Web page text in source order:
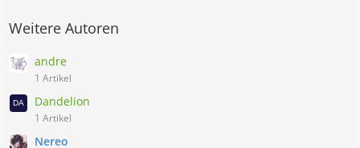
Weitere Autoren
andre
1 Artikel
Dandelion
1 Artikel
Nereo